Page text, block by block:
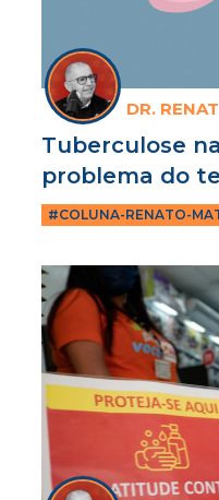
DR.
Tuberculose
problema do
#COLUNA-RENATO-